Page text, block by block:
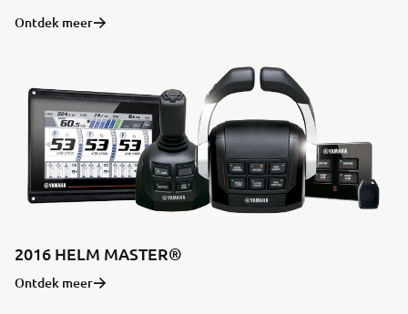
Ontdek meer
2016 HELM MASTER®
Ontdek meer